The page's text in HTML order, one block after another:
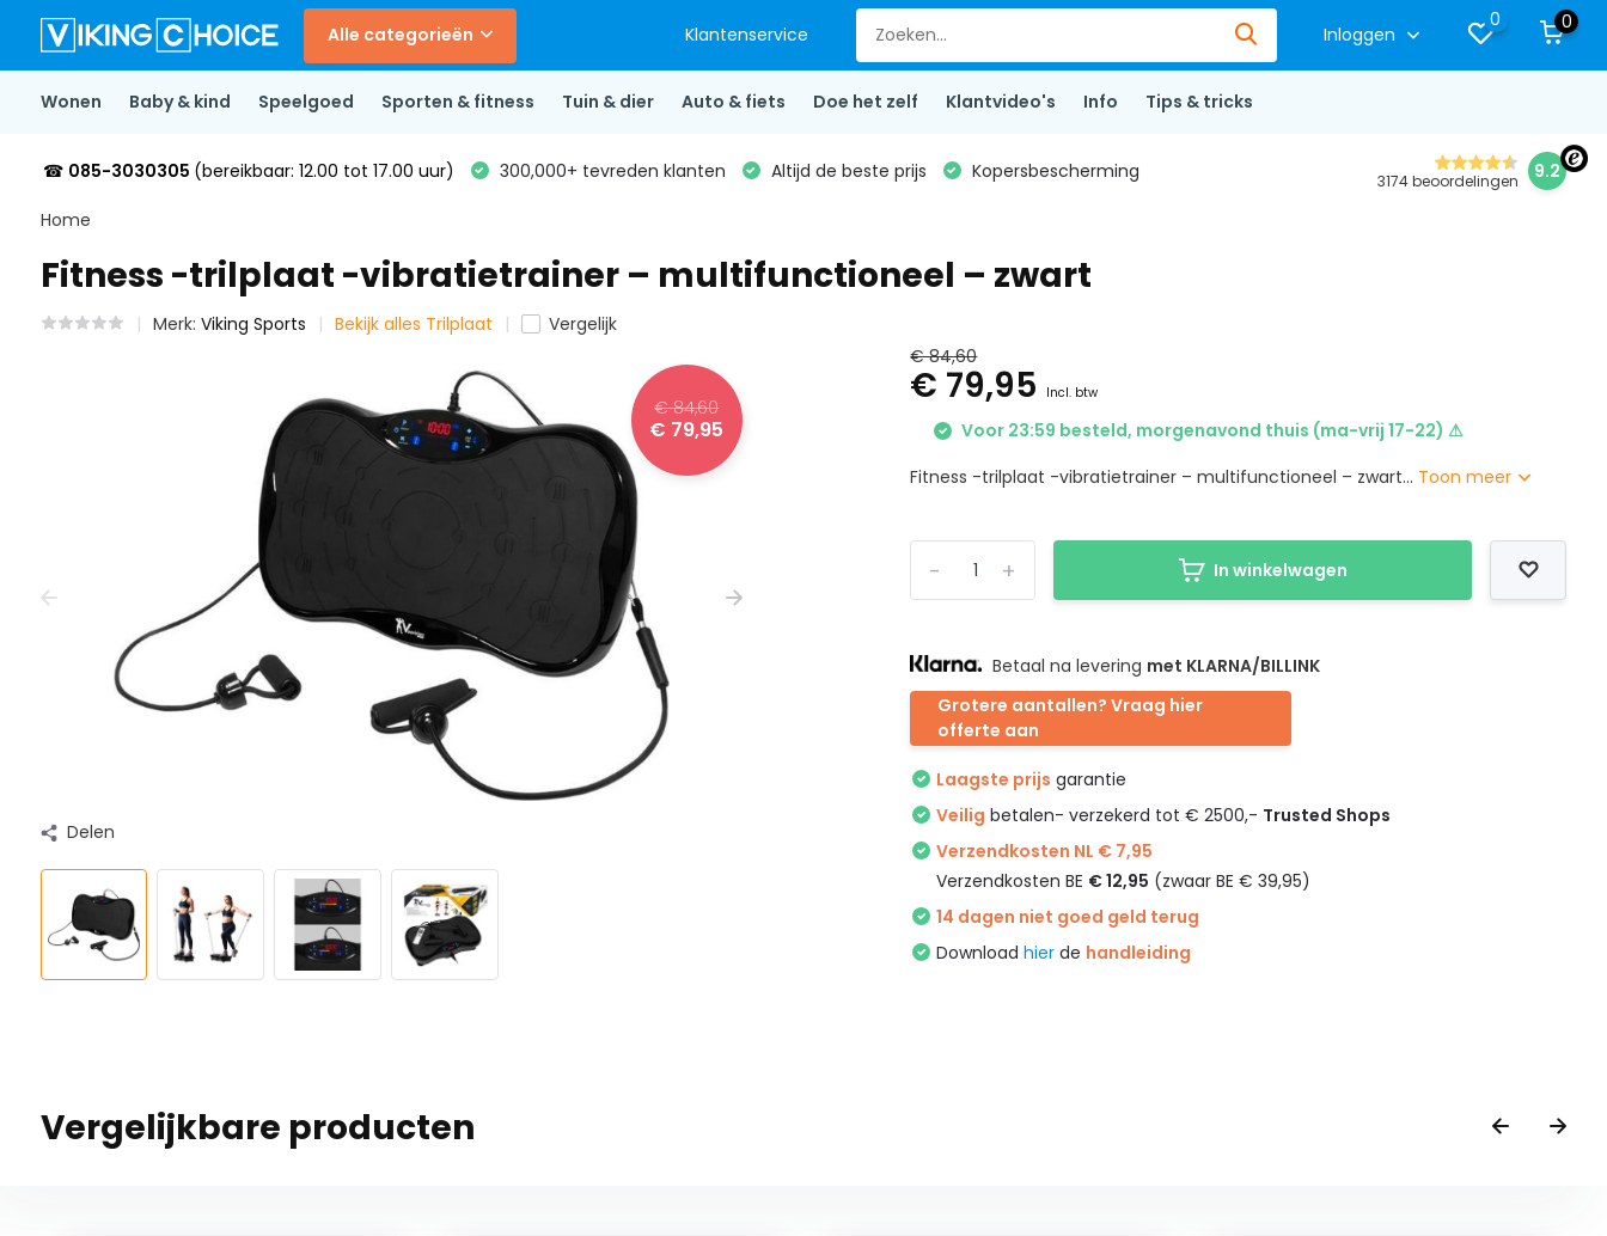
Alle categorieën Klantenservice Inloggen
0 0
Wonen Baby & kind Speelgoed Sporten & fitness Tuin & dier Auto & fiets Doe het zelf Klantvideo's Info Tips & tricks
☎ 085-3030305 (bereikbaar: 12.00 tot 17.00 uur) 300,000+ tevreden klanten Altijd de beste prijs Kopersbescherming 3174 beoordelingen 9.2
Home
Fitness -trilplaat -vibratietrainer – multifunctioneel – zwart
Merk: Viking Sports Bekijk alles Trilplaat Vergelijk
€ 84,60
€ 79,95
Delen
€ 84,60
€ 79,95 Incl. btw
Voor 23:59 besteld, morgenavond thuis (ma-vrij 17-22) ⚠
Fitness -trilplaat -vibratietrainer – multifunctioneel – zwart... Toon meer
+
- In winkelwagen
Betaal na levering met KLARNA/BILLINK
Grotere aantallen? Vraag hier
offerte aan
Laagste prijs garantie
Veilig betalen- verzekerd tot € 2500,- Trusted Shops
Verzendkosten NL € 7,95
Verzendkosten BE € 12,95 (zwaar BE € 39,95)
14 dagen niet goed geld terug
Downloadhier de handleiding
Vergelijkbare producten